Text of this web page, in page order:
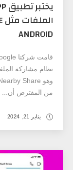
ANDROID
من المفترض أن...
يناير 21, 2024